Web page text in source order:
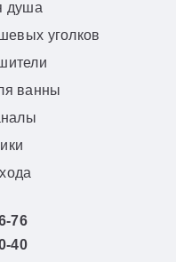
душа
уголков
ванны
76
40